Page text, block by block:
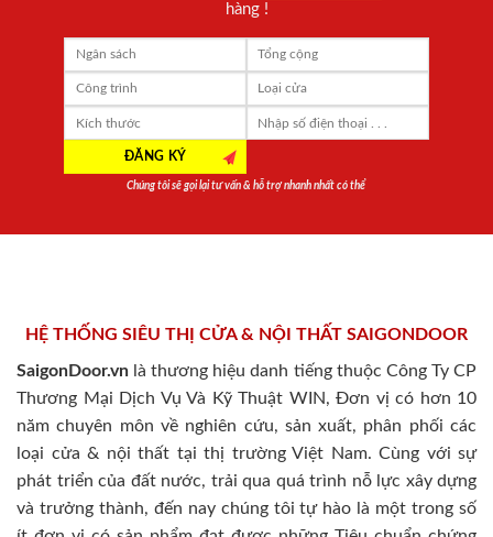
hàng !
Chúng tôi sẽ gọi lại tư vấn & hỗ trợ nhanh nhất có thể
HỆ THỐNG SIÊU THỊ CỬA & NỘI THẤT SAIGONDOOR
SaigonDoor.vn là thương hiệu danh tiếng thuộc Công Ty CP
Thương Mại Dịch Vụ Và Kỹ Thuật WIN, Đơn vị có hơn 10
năm chuyên môn về nghiên cứu, sản xuất, phân phối các
loại cửa & nội thất tại thị trường Việt Nam. Cùng với sự
phát triển của đất nước, trải qua quá trình nỗ lực xây dựng
và trưởng thành, đến nay chúng tôi tự hào là một trong số